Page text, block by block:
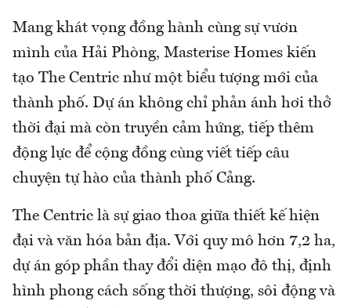
Mang khát vọng đồng hành cùng sự vươn
mình của Hải Phòng, Masterise Homes kiến
tạo The Centric như một biểu tượng mới của
thành phố. Dự án không chỉ phản ánh hơi thở
thời đại mà còn truyền cảm hứng, tiếp thêm
động lực để cộng đồng cùng viết tiếp câu
chuyện tự hào của thành phố Cảng.
The Centric là sự giao thoa giữa thiết kế hiện
đại và văn hóa bản địa. Với quy mô hơn 7,2 ha,
dự án góp phần thay đổi diện mạo đô thị, định
hình phong cách sống thời thượng, sôi động và